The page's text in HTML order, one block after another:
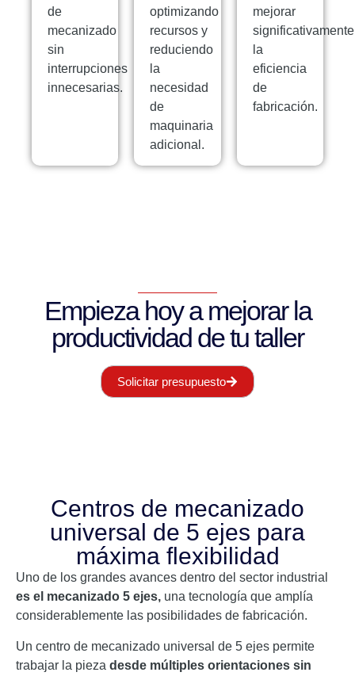
de
mecanizado
sin
interrupciones
innecesarias.
optimizando
recursos y
reduciendo
la
necesidad
de
maquinaria
adicional.
mejorar
significativamente
la
eficiencia
de
fabricación.
Empieza hoy a mejorar la
productividad de tu taller
Solicitar presupuesto
Centros de mecanizado
universal de 5 ejes para
máxima flexibilidad
Uno de los grandes avances dentro del sector industrial
es el mecanizado 5 ejes, una tecnología que amplía
considerablemente las posibilidades de fabricación.
Un centro de mecanizado universal de 5 ejes permite
trabajar la pieza desde múltiples orientaciones sin